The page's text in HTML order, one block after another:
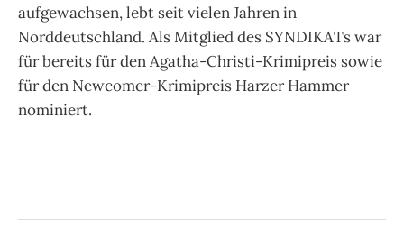
aufgewachsen, lebt seit vielen Jahren in
Norddeutschland. Als Mitglied des SYNDIKATs war
für bereits für den Agatha-Christi-Krimipreis sowie
für den Newcomer-Krimipreis Harzer Hammer
nominiert.